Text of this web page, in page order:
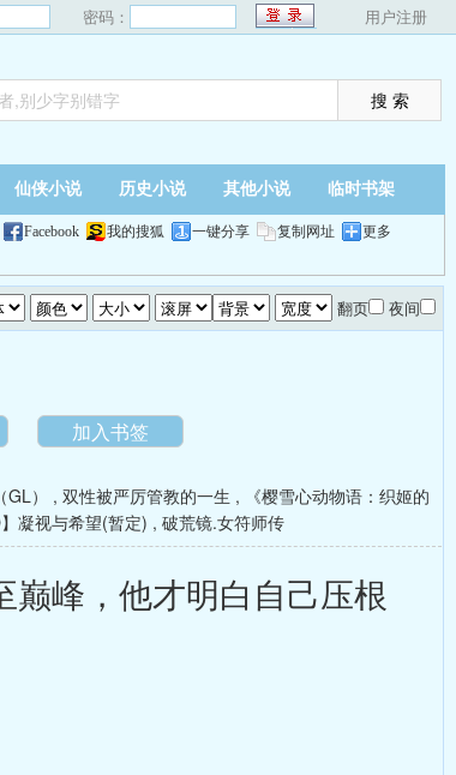
密码： 用户注册
仙侠小说 历史小说 其他小说 临时书架
Facebook 我的搜狐 一键分享 复制网址 更多
翻页 夜间
加入书签
） , 双性被严厉管教的一生 ,
《樱雪心动物语：织姬的
】凝视与希望(暂定) , 破荒镜.女符师传
峰，他才明白自己压根